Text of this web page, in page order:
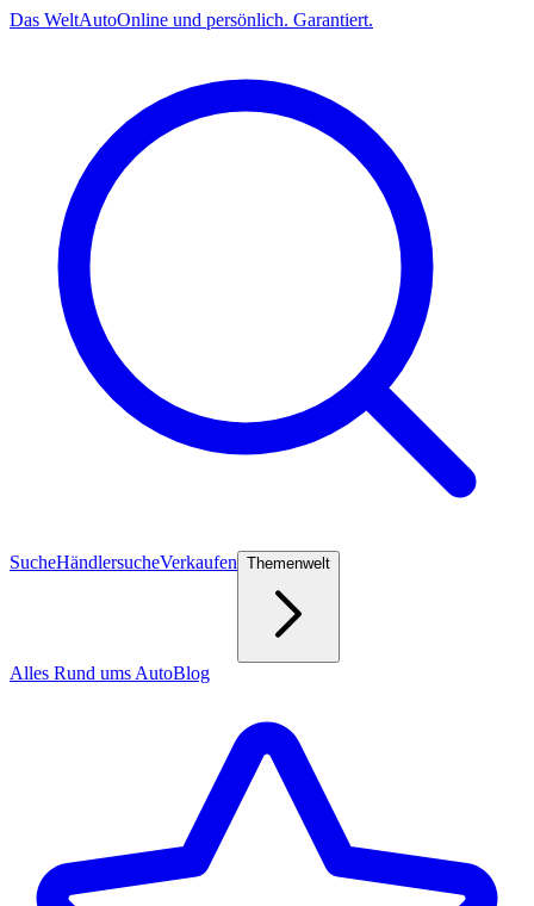
Das WeltAutoOnline und persönlich. Garantiert.
SucheHändlersucheVerkaufen Themenwelt
Alles Rund ums AutoBlog